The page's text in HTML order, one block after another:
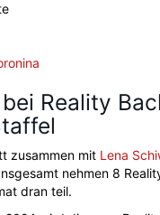
Reality
zusammen mit Lena
nehmen 8
dran teil.